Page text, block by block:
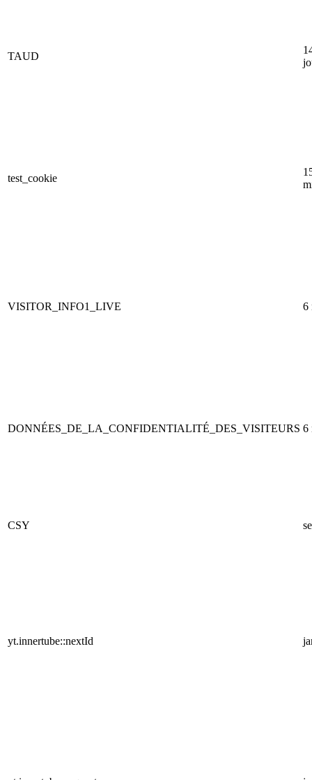
TAUD
test_cookie
VISITOR_INFO1_LIVE 6
DONNÉES_DE_LA_CONFIDENTIALITÉ_DES_VISITEURS 6
CSY
yt.innertube::nextId